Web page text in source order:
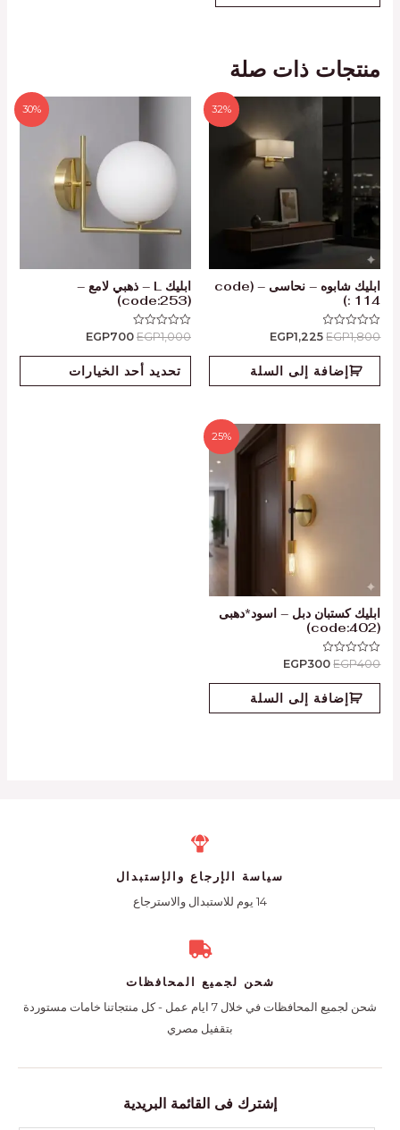
منتجات ذات صلة
32%
ابليك شابوه – نحاسى – (code
: 114)
تم
التقييم
0
EGP1,800
EGP1,225
إضافة إلى السلة
30%
ابليك L – ذهبي لامع –
(code:253)
تم
التقييم
0
من
EGP1,000
EGP700
تحديد أحد الخيارات
25%
ابليك كستبان دبل – اسود*دهبى
(code:402)
تم
0
EGP400
EGP300
إضافة إلى السلة
سياسة الإرجاع والإستبدال
14 يوم للاستبدال والاسترجاع
شحن لجميع المحافظات
شحن لجميع المحافظات في خلال 7 ايام عمل - كل منتجاتنا خامات مستوردة
بتقفيل مصري
إشترك فى القائمة البريدية